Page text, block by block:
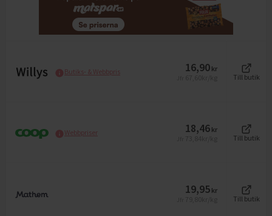
Butiks- & Webbpris 16,90 kr
Till butik
Webbpriser 18,46 kr
Till butik
19,95 kr
Till butik